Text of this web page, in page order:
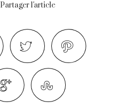
Partager l'article